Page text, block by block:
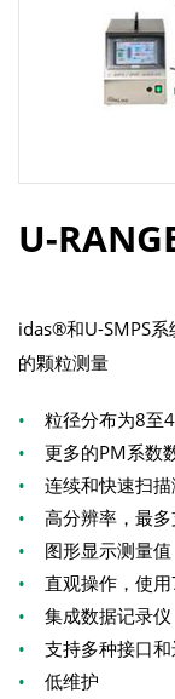
U-
idas®和U-SMPS
的颗粒测量
• 粒径分布为8至
• 更多的PM系数
• 连续和快速扫描
• 高分辨率，最
• 图形显示测量值
• 直观操作，使用
• 集成数据记录仪
• 支持多种接口和
• 低维护